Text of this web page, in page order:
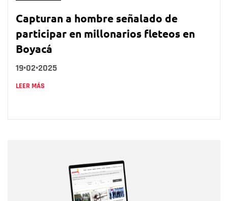
Capturan a hombre señalado de
participar en millonarios fleteos en
Boyacá
19•02•2025
LEER MÁS
Correo electrónico